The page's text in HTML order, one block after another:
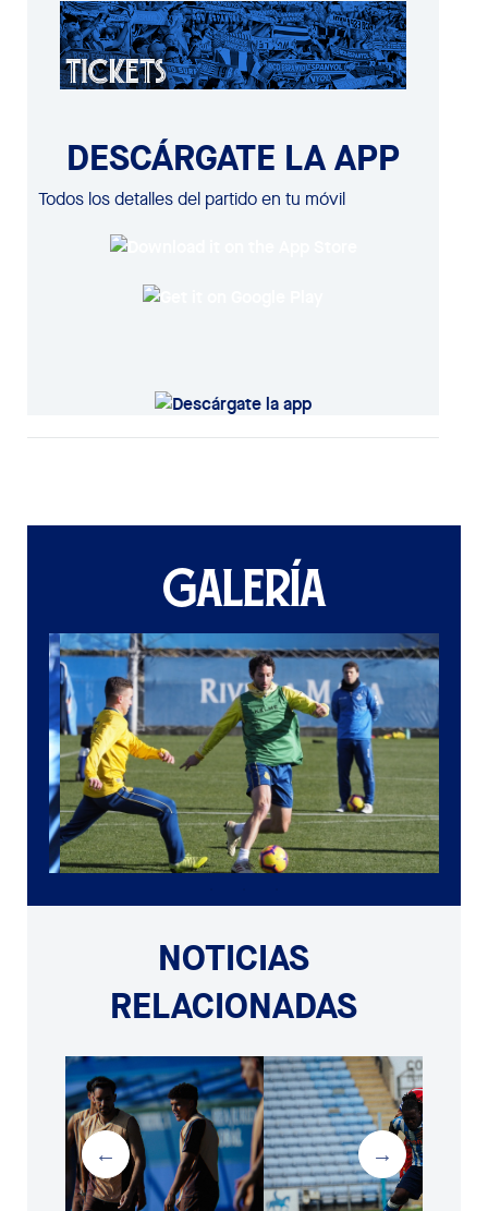
DESCÁRGATE LA APP
Todos los detalles del partido en tu móvil
GALERÍA
NOTICIAS
RELACIONADAS